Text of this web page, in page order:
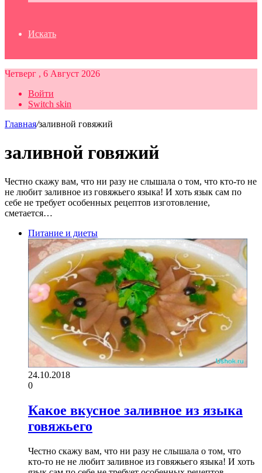
Искать
Четверг , 6 Август 2026
Войти
Switch skin
Главная/заливной говяжий
заливной говяжий
Честно скажу вам, что ни разу не слышала о том, что кто-то не
не любит заливное из говяжьего языка! И хоть язык сам по
себе не требует особенных рецептов изготовление,
сметается…
Питание и диеты
24.10.2018
0
Какое вкусное заливное из языка
говяжьего
Честно скажу вам, что ни разу не слышала о том, что
кто-то не не любит заливное из говяжьего языка! И хоть